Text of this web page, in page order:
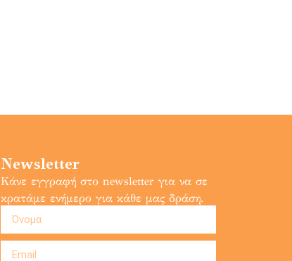
Newsletter
Κάνε εγγραφή στο newsletter για να σε
κρατάμε ενήμερο για κάθε μας δράση.